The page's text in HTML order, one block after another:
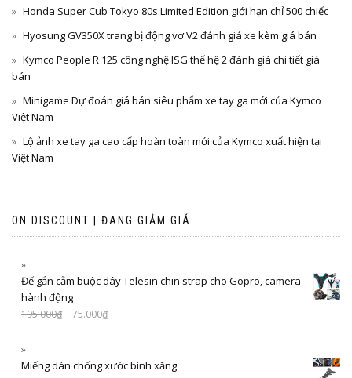
Honda Super Cub Tokyo 80s Limited Edition giới hạn chỉ 500 chiếc
Hyosung GV350X trang bị động vơ V2 đánh giá xe kèm giá bán
Kymco People R 125 công nghệ ISG thế hệ 2 đánh giá chi tiết giá
bán
Minigame Dự đoán giá bán siêu phẩm xe tay ga mới của Kymco
Việt Nam
Lộ ảnh xe tay ga cao cấp hoàn toàn mới của Kymco xuất hiện tại
Việt Nam
ON DISCOUNT | ĐANG GIẢM GIÁ
Đế gắn cằm buộc dây Telesin chin strap cho Gopro, camera
hành động
195.000₫ 75.000₫
Miếng dán chống xước bình xăng